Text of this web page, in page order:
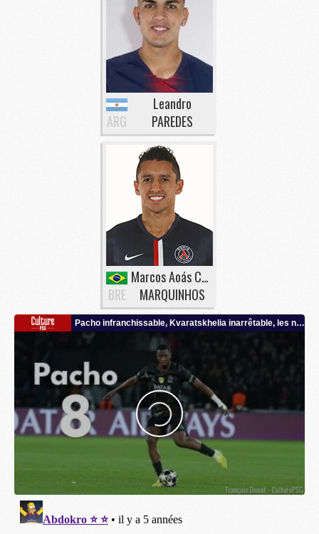
ARG
Leandro
PAREDES
BRE
Marcos Aoás Corrêa
MARQUINHOS